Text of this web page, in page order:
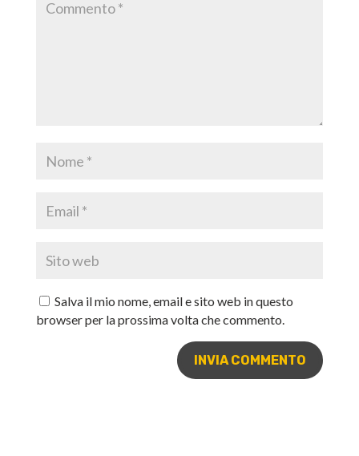
Salva il mio nome, email e sito web in questo
browser per la prossima volta che commento.